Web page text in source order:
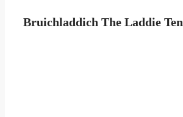
Bruichladdich The Laddie Ten